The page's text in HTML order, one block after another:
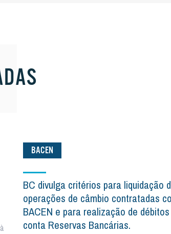
BACEN
BC divulga critérios para liquidação
operações de câmbio contratadas
BACEN e para realização de
conta Reservas Bancárias.